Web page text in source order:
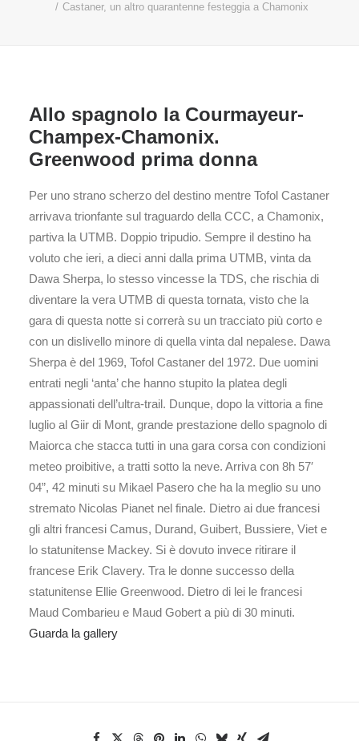
Castaner, un altro quarantenne festeggia a Chamonix
Allo spagnolo la Courmayeur-
Champex-Chamonix.
Greenwood prima donna
Per uno strano scherzo del destino mentre Tofol Castaner
arrivava trionfante sul traguardo della CCC, a Chamonix,
partiva la UTMB. Doppio tripudio. Sempre il destino ha
voluto che ieri, a dieci anni dalla prima UTMB, vinta da
Dawa Sherpa, lo stesso vincesse la TDS, che rischia di
diventare la vera UTMB di questa tornata, visto che la
gara di questa notte si correrà su un tracciato più corto e
con un dislivello minore di quella vinta dal nepalese. Dawa
Sherpa è del 1969, Tofol Castaner del 1972. Due uomini
entrati negli ‘anta’ che hanno stupito la platea degli
appassionati dell’ultra-trail. Dunque, dopo la vittoria a fine
luglio al Giir di Mont, grande prestazione dello spagnolo di
Maiorca che stacca tutti in una gara corsa con condizioni
meteo proibitive, a tratti sotto la neve. Arriva con 8h 57′
04”, 42 minuti su Mikael Pasero che ha la meglio su uno
stremato Nicolas Pianet nel finale. Dietro ai due francesi
gli altri francesi Camus, Durand, Guibert, Bussiere, Viet e
lo statunitense Mackey. Si è dovuto invece ritirare il
francese Erik Clavery. Tra le donne successo della
statunitense Ellie Greenwood. Dietro di lei le francesi
Maud Combarieu e Maud Gobert a più di 30 minuti.
Guarda la gallery